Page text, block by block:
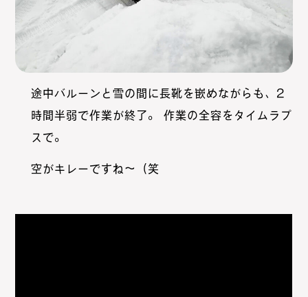
途中バルーンと雪の間に長靴を嵌めながらも、2
時間半弱で作業が終了。 作業の全容をタイムラプ
スで。
空がキレーですね〜（笑